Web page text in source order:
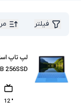
فیلتر
256SSD
" 12